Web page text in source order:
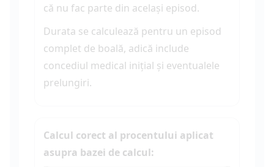
că nu fac parte din același episod.
Durata se calculează pentru un episod
complet de boală, adică include
concediul medical inițial și eventualele
prelungiri.
Calcul corect al procentului aplicat
asupra bazei de calcul: